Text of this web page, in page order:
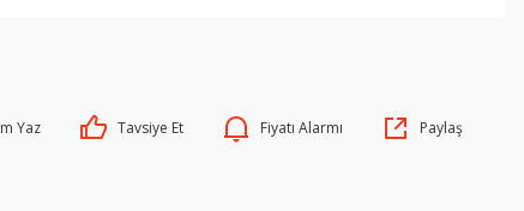
Yaz Tavsiye Et Fiyatı Alarmı Paylaş